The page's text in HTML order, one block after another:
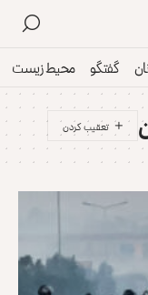
گفتگو محیط زیست